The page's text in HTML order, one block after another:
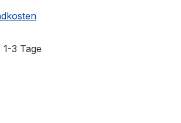
3 Tage